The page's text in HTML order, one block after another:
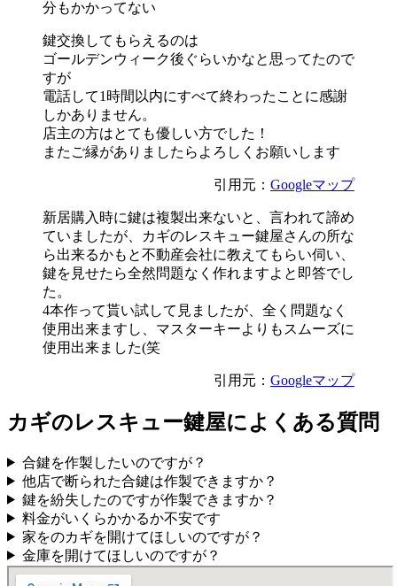
分もかかってない
鍵交換してもらえるのは
ゴールデンウィーク後ぐらいかなと思ってたので
すが
電話して1時間以内にすべて終わったことに感謝
しかありません。
店主の方はとても優しい方でした！
またご縁がありましたらよろしくお願いします
引用元： Googleマップ
新居購入時に鍵は複製出来ないと、言われて諦め
ていましたが、カギのレスキュー鍵屋さんの所な
ら出来るかもと不動産会社に教えてもらい伺い、
鍵を見せたら全然問題なく作れますよと即答でし
た。
4本作って貰い試して見ましたが、全く問題なく
使用出来ますし、マスターキーよりもスムーズに
使用出来ました(笑
引用元： Googleマップ
カギのレスキュー鍵屋によくある質問
合鍵を作製したいのですが？
他店で断られた合鍵は作製できますか？
鍵を紛失したのですが作製できますか？
料金がいくらかかるか不安です
家をのカギを開けてほしいのですが？
金庫を開けてほしいのですが？